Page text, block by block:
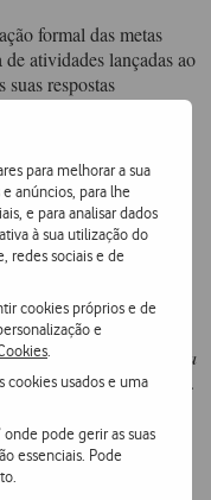
para melhorar a sua
anúncios, para lhe
e para analisar dados
à sua utilização do
redes sociais e de
cookies próprios e de
e
cookies usados e uma
pode gerir as suas
essenciais. Pode
formal das metas
atividades lançadas ao
respostas
interação com os
sobre o
tecnológico e
devem ser
na construção do
Portugal. E
a novas
pelo que esta ferramenta
processo formativo
”.
“o atual
se colocarmos
de estudo. Esta